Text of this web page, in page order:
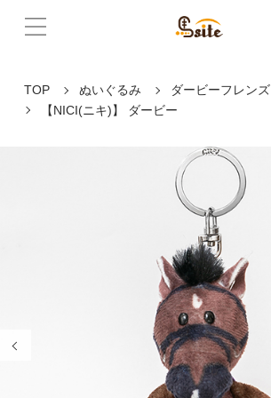
TOP ぬいぐるみ
ダービーフレンズ
【NICI(ニキ)】 ダービー